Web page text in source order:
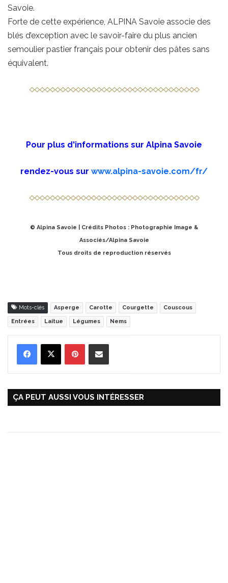
Savoie.
Forte de cette expérience, ALPINA Savoie associe des
blés d’exception avec le savoir-faire du plus ancien
semoulier pastier français pour obtenir des pâtes sans
équivalent.
Pour plus d'informations sur Alpina Savoie
rendez-vous sur www.alpina-savoie.com/fr/
© Alpina Savoie | Crédits Photos : Photographie Image &
Associés/Alpina Savoie
Tous droits de reproduction réservés
Mots-clés Asperge Carotte Courgette Couscous
Entrées Laitue Légumes Nems
ÇA PEUT AUSSI VOUS INTÉRESSER